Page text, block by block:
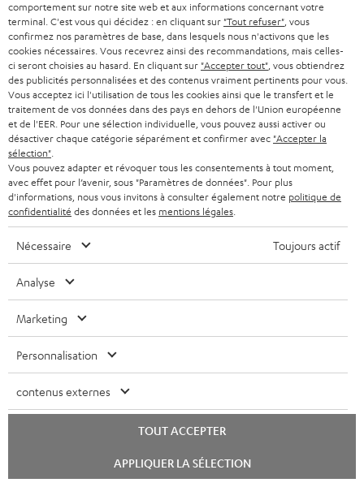
VARTA Wireless Power
Bank
2 en 1 : Power bank à
prestation de 18 watts via USB
type C & recharge sans-fil
jusqu’à 10 watts
34,99€
Système audio Bluetooth
FeinTech
Émetteur et récepteur
Bluetooth de haut de gamme,
casques ou systèmes complets
Bluetooth et barres de son
Teufel
49,99€
Pièces de rechange et
composants de remplacement
Écouteur droit pour AIRY Écouteur gauche pour AIRYchat
comportement sur notre site web et aux informations concernant votre
terminal. C'est vous qui décidez : en cliquant sur "Tout refuser" , vous
confirmez nos paramètres de base, dans lesquels nous n'activons que les
cookies nécessaires. Vous recevrez ainsi des recommandations, mais celles-
ci seront choisies au hasard. En cliquant sur "Accepter tout" , vous obtiendrez
des publicités personnalisées et des contenus vraiment pertinents pour vous.
Vous acceptez ici l'utilisation de tous les cookies ainsi que le transfert et le
traitement de vos données dans des pays en dehors de l'Union européenne
et de l'EER. Pour une sélection individuelle, vous pouvez aussi activer ou
désactiver chaque catégorie séparément et confirmer avec "Accepter la
sélection"
Vous pouvez adapter et révoquer tous les consentements à tout moment,
avec effet pour l’avenir, sous "Paramètres de données". Pour plus
d'informations, nous vous invitons à consulter également notre politique de
confidentialité des données et les mentions légales
Nécessaire Toujours actif
Analyse
Marketing
Personnalisation
contenus externes
TOUT ACCEPTER
APPLIQUER LA SÉLECTION